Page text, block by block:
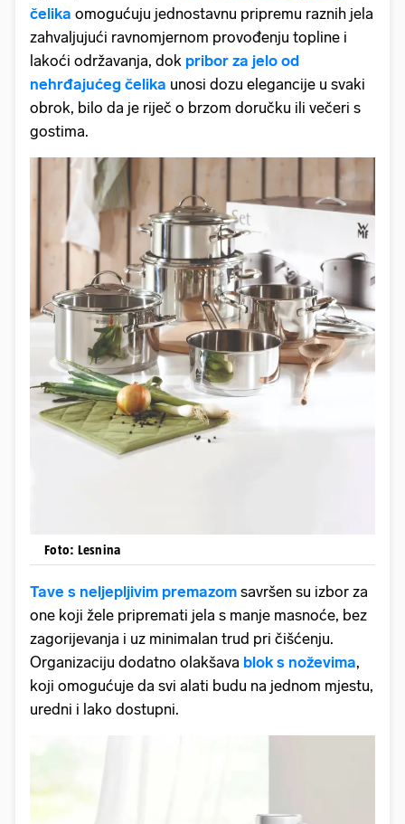
čelika omogućuju jednostavnu pripremu raznih jela
zahvaljujući ravnomjernom provođenju topline i
lakoći održavanja, dok pribor za jelo od
nehrđajućeg čelika unosi dozu elegancije u svaki
obrok, bilo da je riječ o brzom doručku ili večeri s
gostima.
Foto: Lesnina
Tave s neljepljivim premazom savršen su izbor za
one koji žele pripremati jela s manje masnoće, bez
zagorijevanja i uz minimalan trud pri čišćenju.
Organizaciju dodatno olakšava blok s noževima,
koji omogućuje da svi alati budu na jednom mjestu,
uredni i lako dostupni.